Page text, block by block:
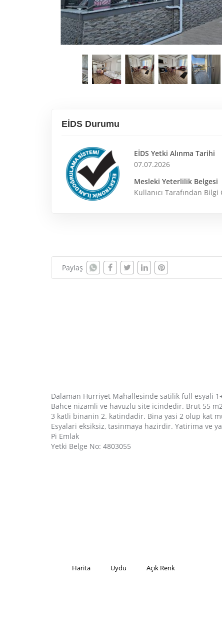
EİDS Durumu
EİDS Yetki Alınma Tarihi
07.07.2026
Mesleki Yeterlilik Belgesi
Kullanıcı Tarafından
Paylaş
Dalaman Hurriyet Mahallesinde satilik full esyali
Bahce nizamli ve havuzlu site icindedir. Brut 55
3 katli binanin 2. katindadir. Bina yasi 2 olup kat
Esyalari eksiksiz, tasinmaya hazirdir. Yatirima ve
Pi Emlak
Yetki Belge No: 4803055
Harita Uydu Açık Renk